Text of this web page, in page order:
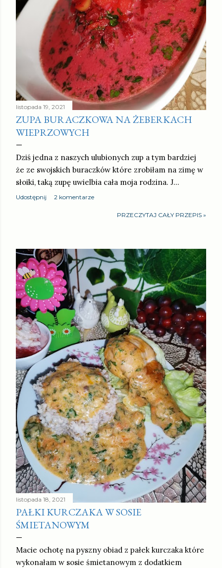
listopada 19, 2021
ZUPA BURACZKOWA NA ŻEBERKACH
WIEPRZOWYCH
Dziś jedna z naszych ulubionych zup a tym bardziej
że ze swojskich buraczków które zrobiłam na zimę w
słoiki, taką zupę uwielbia cała moja rodzina. J…
Udostępnij 2 komentarze
PRZECZYTAJ CAŁY PRZEPIS »
listopada 18, 2021
PAŁKI KURCZAKA W SOSIE
ŚMIETANOWYM
Macie ochotę na pyszny obiad z pałek kurczaka które
wykonałam w sosie śmietanowym z dodatkiem